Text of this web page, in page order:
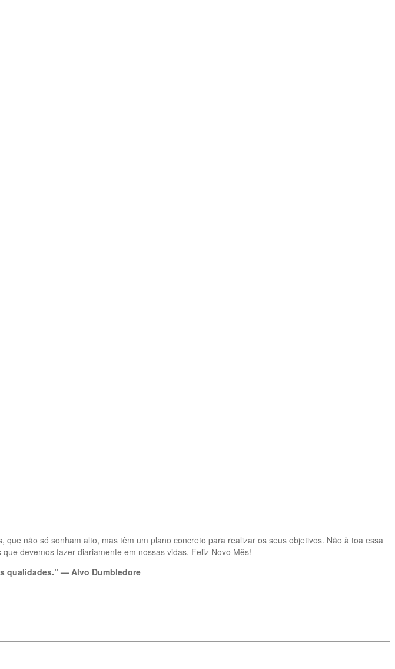
não só sonham alto, mas têm um plano concreto para realizar os seus objetivos. Não à toa essa
devemos fazer diariamente em nossas vidas. Feliz Novo Mês!
qualidades.” — Alvo Dumbledore